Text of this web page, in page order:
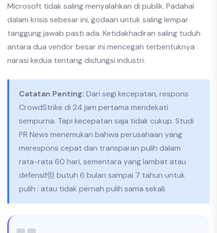
Microsoft tidak saling menyalahkan di publik. Padahal
dalam krisis sebesar ini, godaan untuk saling lempar
tanggung jawab pasti ada. Ketidakhadiran saling tuduh
antara dua vendor besar ini mencegah terbentuknya
narasi kedua tentang disfungsi industri.
Catatan Penting: Dari segi kecepatan, respons
CrowdStrike di 24 jam pertama mendekati
sempurna. Tapi kecepatan saja tidak cukup. Studi
PR News menemukan bahwa perusahaan yang
merespons cepat dan transparan pulih dalam
rata-rata 60 hari, sementara yang lambat atau
defensif但 butuh 6 bulan sampai 7 tahun untuk
pulih : atau tidak pernah pulih sama sekali.